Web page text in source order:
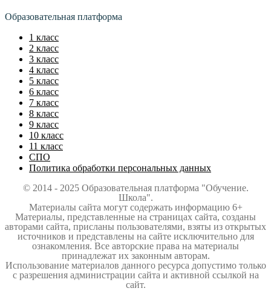
Образовательная платформа
1 класс
2 класс
3 класс
4 класс
5 класс
6 класс
7 класс
8 класс
9 класс
10 класс
11 класс
СПО
Политика обработки персональных данных
© 2014 - 2025 Образовательная платформа "Обучение.
Школа".
Материалы сайта могут содержать информацию 6+
Материалы, представленные на страницах сайта, созданы
авторами сайта, присланы пользователями, взяты из открытых
источников и представлены на сайте исключительно для
ознакомления. Все авторские права на материалы
принадлежат их законным авторам.
Использование материалов данного ресурса допустимо только
с разрешения администрации сайта и активной ссылкой на
сайт.